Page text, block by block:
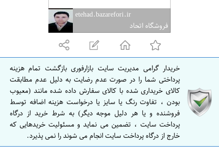
ص
ف
ه
ص
ف
ه
ا
ن
etehad.bazarefori.ir
فروشگاه اتحاد
خریدار گرامی مدیریت سایت بازارفوری بازگشت تمام هزینه
پرداختی شما را در صورت عدم رضایت به دلیل عدم مطابقت
کالای خریداری شده با کالای سفارش داده شده مانند (معیوب
بودن ، تفاوت رنگ یا سایز یا درخواست هزینه اضافه توسط
فروشنده و یا هر دلیل موجه دیگر) به شرط خرید از درگاه
پرداخت سایت ، تضمین می نماید و مسئولیت خریدهایی که
خارج از درگاه پرداخت سایت انجام می شوند را نمی پذیرد.